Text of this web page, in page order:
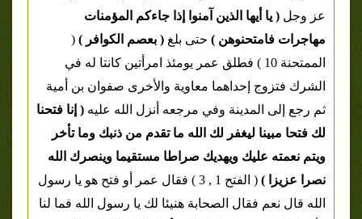
عز وجل ( يا أيها الذين آمنوا إذا جاءكم المؤمنات
مهاجرات فامتحنوهن ) حتى بلغ ( بعصم الكوافر ) (
الممتحنة 10 ) فطلق عمر يومئذ امرأتين كانتا له في
الشرك فتزوج إحداهما معاوية والأخرى صفوان بن أمية
ثم رجع إلى المدينة وفي مرجعه أنزل الله عليه ( إنا فتحنا
لك فتحا مبينا ليغفر لك الله ما تقدم من ذنبك وما تأخر
ويتم نعمته عليك ويهديك صراطا مستقيما وينصرك الله
نصرا عزيزا )
( الفتح 1 , 3 ) فقال عمر أو فتح هو يا رسول
الله قال نعم فقال الصحابة هنيئا لك يا رسول الله فما لنا